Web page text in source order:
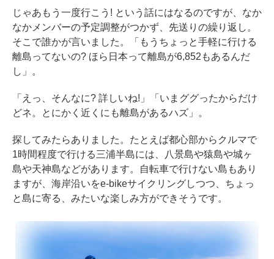
じゃあもう一度行こう! という話にはなるのですが、なか
なかメンバーの予定調整がつかず、先送りの繰り返し。
そこで誰かが言いました。「もうちょっと手軽に行ける
離島ってないの? ほら日本って離島が6,852もあるんだ
し」。
「えっ、そんなに? 詳しいね!」「いまググったからだけ
どネ。とにかく近くにも離島があるハズ」。
探してみたらありました。たとえば都心部からクルマで
1時間程度で行ける三浦半島には、八景島や猿島や城ヶ
島や天神島などがあります。自転車で行けない島もあり
ますが、海岸沿いをe-bikeサイクリングしつつ、ちょっ
と島に寄る、みたいな楽しみ方ができそうです。